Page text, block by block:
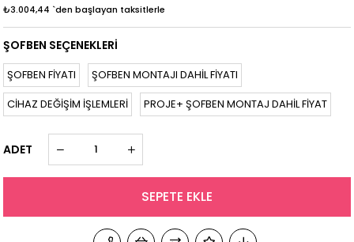
₺3.004,44 `den başlayan taksitlerle
ŞOFBEN SEÇENEKLERİ
ŞOFBEN FİYATI
ŞOFBEN MONTAJI DAHİL FİYATI
CİHAZ DEĞİŞİM İŞLEMLERİ
PROJE+ ŞOFBEN MONTAJ DAHİL FİYAT
ADET